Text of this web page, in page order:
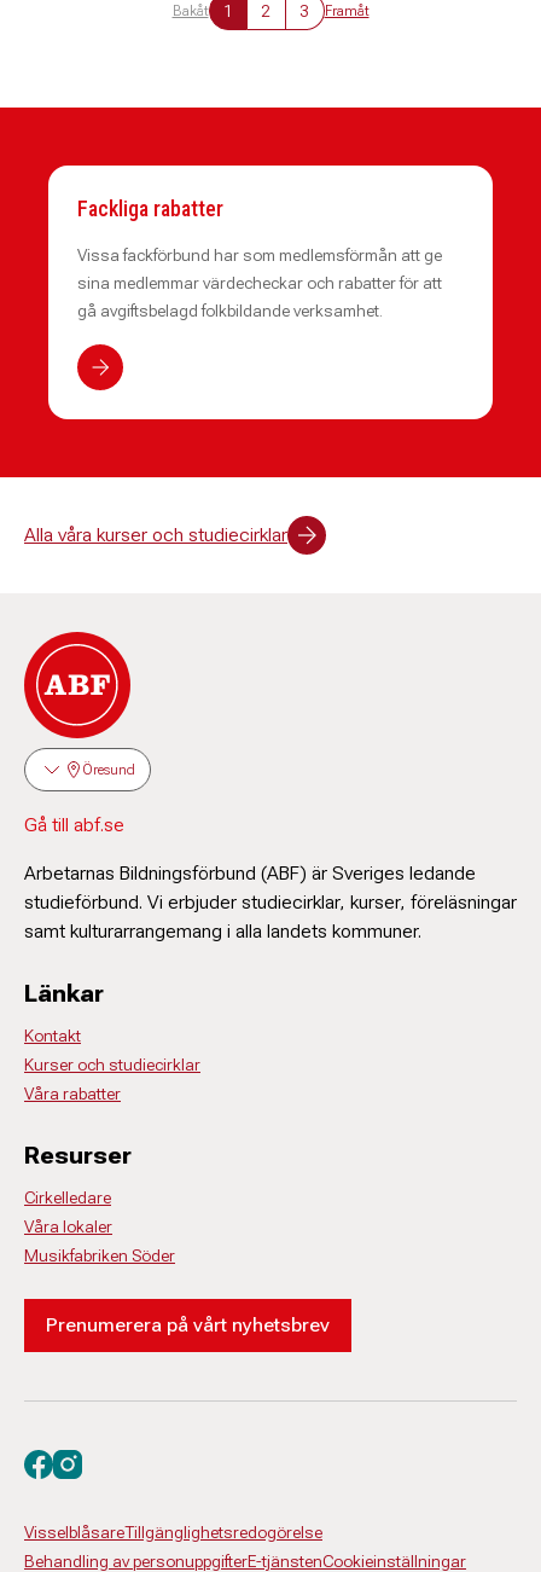
Bakåt 1 2 3 Framåt
Fackliga rabatter
Vissa fackförbund har som medlemsförmån att ge
sina medlemmar värdecheckar och rabatter för att
gå avgiftsbelagd folkbildande verksamhet.
Alla våra kurser och studiecirklar
Öresund
Gå till abf.se
Arbetarnas Bildningsförbund (ABF) är Sveriges ledande
studieförbund. Vi erbjuder studiecirklar, kurser, föreläsningar
samt kulturarrangemang i alla landets kommuner.
Länkar
Kontakt
Kurser och studiecirklar
Våra rabatter
Resurser
Cirkelledare
Våra lokaler
Musikfabriken Söder
Prenumerera på vårt nyhetsbrev
VisselblåsareTillgänglighetsredogörelse
Behandling av personuppgifterE-tjänstenCookieinställningar
Besök oss på facebook
Besök oss på instagram